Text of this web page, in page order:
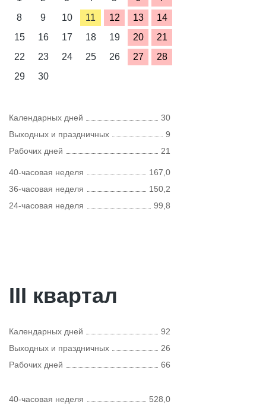
8
9 10 11 12 13
14
15
16 17 18 19 20
21
22
23 24 25 26 27
28
29
30
Календарных дней
30
Выходных и праздничных
9
Рабочих дней
21
40-часовая неделя
167,0
36-часовая неделя
150,2
24-часовая неделя
99,8
III квартал
Календарных дней
92
Выходных и праздничных
26
Рабочих дней
66
40-часовая неделя 528,0